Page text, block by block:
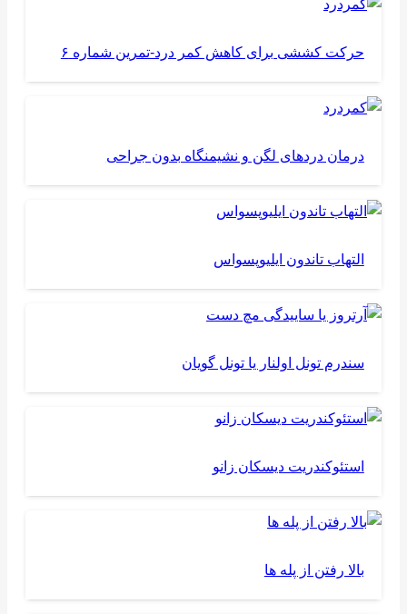
حرکت کششی برای کاهش کمر درد-تمرین شماره ۶
درمان دردهای لگن و نشیمنگاه بدون جراحی
التهاب تاندون ایلیوپسواس
سندرم تونل اولنار یا تونل گویان
استئوکندریت دیسکان زانو
بالا رفتن از پله ها